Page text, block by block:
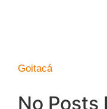
Goitacá
No Posts